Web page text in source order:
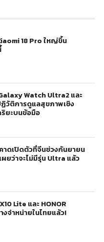
18 Pro ใหญ่ขึ้น
Watch Ultra2 และ
วัติการดูแลสุขภาพเชิง
ยะบนข้อมือ
าดเปิดตัวที่จีนช่วงกันยายน
ยว่าจะไม่มีรุ่น Ultra แล้ว
Lite และ HONOR
จำหน่ายในไทยแล้ว!